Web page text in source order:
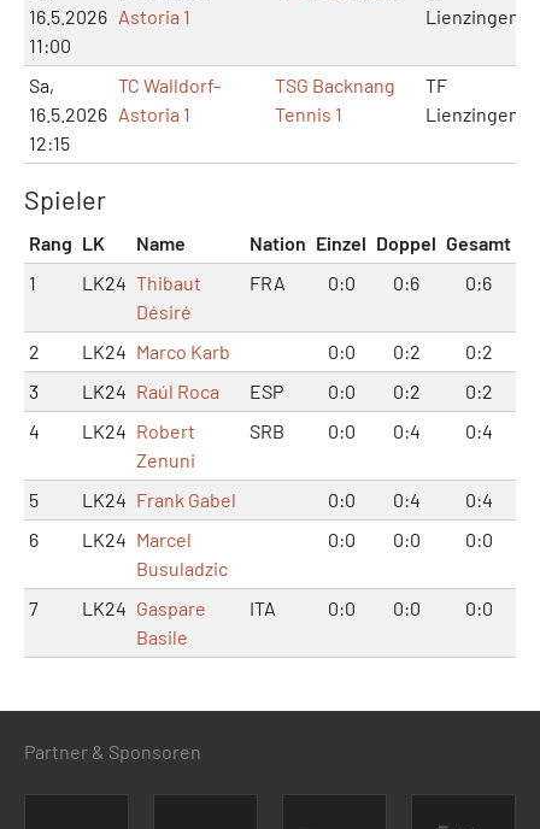
16.5.2026
11:00
Astoria 1
Lienzingen
Sa,
16.5.2026
12:15
TC Walldorf-
Astoria 1
TSG Backnang
Tennis 1
TF
Lienzingen
Spieler
Rang LK Name Nation Einzel Doppel Gesamt
1
LK24 Thibaut
Désiré
FRA 0:0 0:6 0:6
2 LK24 Marco Karb 0:0 0:2
0:2
3
LK24 Raúl Roca ESP 0:0 0:2
0:2
4
LK24 Robert
Zenuni
SRB 0:0 0:4 0:4
5 LK24 Frank Gabel 0:0 0:4
0:4
6
LK24 Marcel
Busuladzic
0:0 0:0 0:0
7 LK24 Gaspare
Basile
ITA 0:0 0:0 0:0
Partner & Sponsoren